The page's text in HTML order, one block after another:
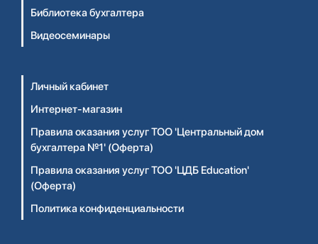
Библиотека бухгалтера
Видеосеминары
Личный кабинет
Интернет-магазин
Правила оказания услуг ТОО 'Центральный дом
бухгалтера №1' (Оферта)
Правила оказания услуг ТОО 'ЦДБ Education'
(Оферта)
Политика конфиденциальности